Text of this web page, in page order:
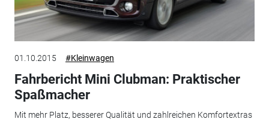
01.10.2015 #Kleinwagen
Fahrbericht Mini Clubman: Praktischer
Spaßmacher
Mit mehr Platz, besserer Qualität und zahlreichen Komfortextras